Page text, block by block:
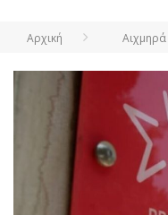
Αρχική Αιχμηρά